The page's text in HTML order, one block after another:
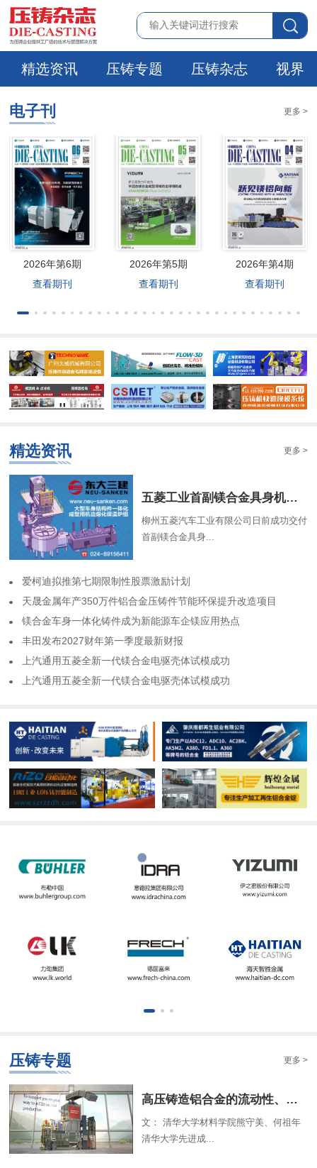
精选资讯 压铸专题 压铸杂志 视界
电子刊 更多 >
2026年第6期
查看期刊
2026年第5期
查看期刊
2026年第4期
查看期刊
精选资讯 更多 >
​五菱工业首副镁合金具身机器人骨架成功交付
柳州五菱汽车工业有限公司日前成功交付
首副镁合金具身...
​爱柯迪拟推第七期限制性股票激励计划
​天晟金属年产350万件铝合金压铸件节能环保提升改造项目
​镁合金车身一体化铸件成为新能源车企镁应用热点
​丰田发布2027财年第一季度最新财报
​上汽通用五菱全新一代镁合金电驱壳体试模成功
​上汽通用五菱全新一代镁合金电驱壳体试模成功
压铸专题 更多 >
​高压铸造铝合金的流动性、组织特征及解析模型（一）
文： 清华大学材料学院熊守美、何祖年
清华大学先进成...